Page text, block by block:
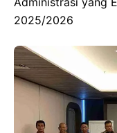
2025/2026